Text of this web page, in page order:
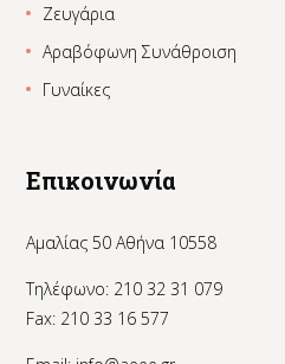
Ζευγάρια
Αραβόφωνη Συνάθροιση
Γυναίκες
Επικοινωνία
Αμαλίας 50 Αθήνα 10558
Τηλέφωνο: 210 32 31 079
Fax: 210 33 16 577